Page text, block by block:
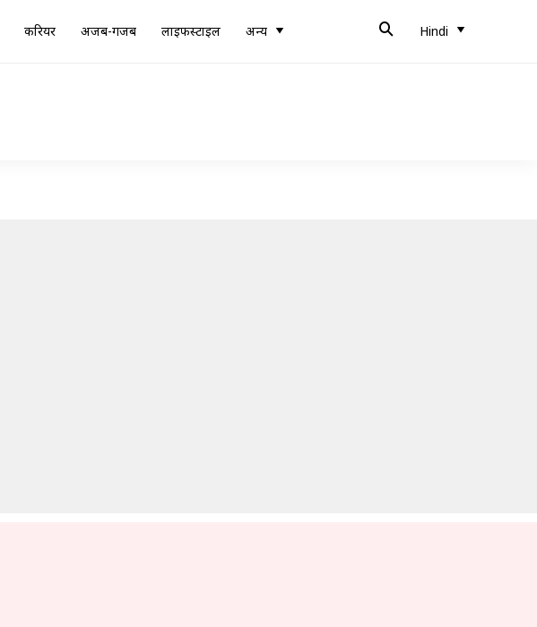
करियर अजब-गजब लाइफस्टाइल अन्य Hindi